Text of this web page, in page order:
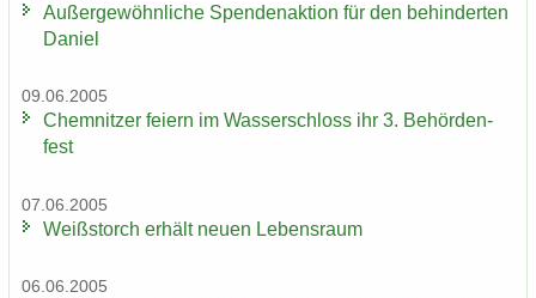
Au­ßer­ge­wöhn­li­che Spen­den­ak­ti­on für den be­hin­der­ten
Da­ni­el
09.06.2005
Chem­nit­zer fei­ern im Was­ser­schloss ihr 3. Be­hör­den­
fest
07.06.2005
Weiß­storch er­hält neuen Le­bens­raum
06.06.2005